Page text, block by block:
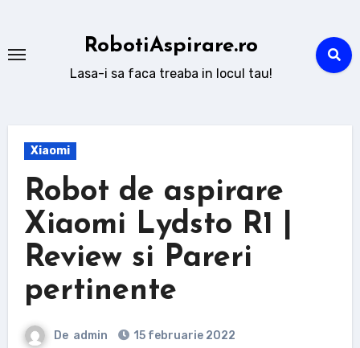
conținut
RobotiAspirare.ro
Lasa-i sa faca treaba in locul tau!
Xiaomi
Robot de aspirare
Xiaomi Lydsto R1 |
Review si Pareri
pertinente
De admin 15 februarie 2022